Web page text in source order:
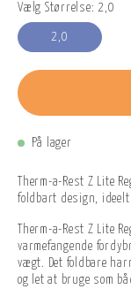
Vælg Størrelse: 2,0
2,0
På lager
Therm-a-Rest Z Lite
foldbart design,
Therm-a-Rest Z Lite
varmefangende
vægt. Det foldbare
og let at bruge som